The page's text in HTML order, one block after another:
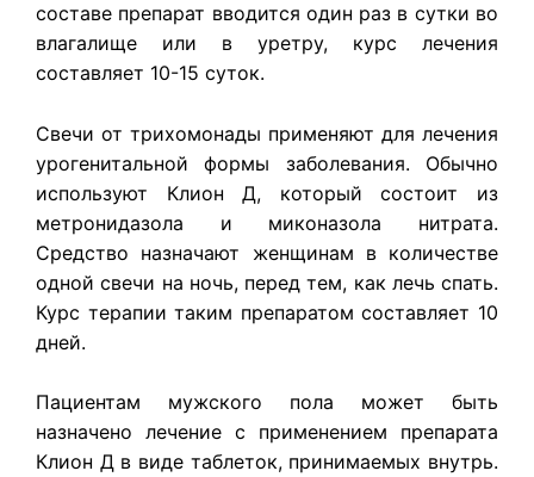
составе препарат вводится один раз в сутки во
влагалище или в уретру, курс лечения
составляет 10-15 суток.
Свечи от трихомонады применяют для лечения
урогенитальной формы заболевания. Обычно
используют Клион Д, который состоит из
метронидазола и миконазола нитрата.
Средство назначают женщинам в количестве
одной свечи на ночь, перед тем, как лечь спать.
Курс терапии таким препаратом составляет 10
дней.
Пациентам мужского пола может быть
назначено лечение с применением препарата
Клион Д в виде таблеток, принимаемых внутрь.